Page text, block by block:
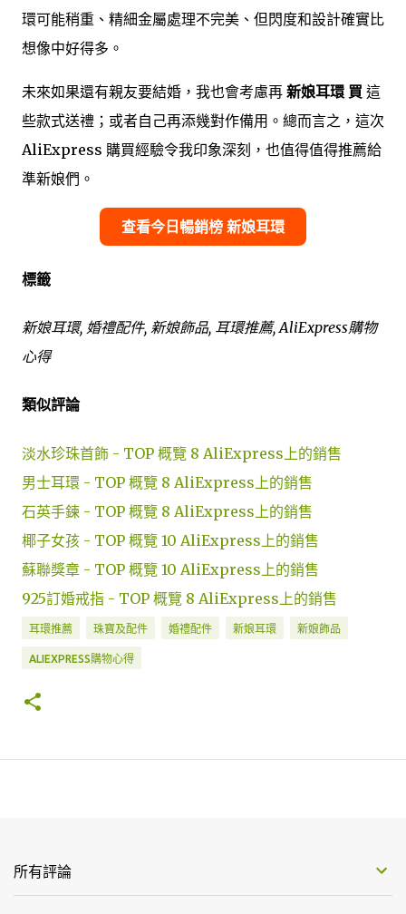
環可能稍重、精細金屬處理不完美、但閃度和設計確實比
想像中好得多。
未來如果還有親友要結婚，我也會考慮再 新娘耳環 買 這
些款式送禮；或者自己再添幾對作備用。總而言之，這次
AliExpress 購買經驗令我印象深刻，也值得值得推薦給
準新娘們。
查看今日暢銷榜 新娘耳環
標籤
新娘耳環, 婚禮配件, 新娘飾品, 耳環推薦, AliExpress購物
心得
類似評論
淡水珍珠首飾 - TOP 概覽 8 AliExpress上的銷售
男士耳環 - TOP 概覽 8 AliExpress上的銷售
石英手鍊 - TOP 概覽 8 AliExpress上的銷售
椰子女孩 - TOP 概覽 10 AliExpress上的銷售
蘇聯獎章 - TOP 概覽 10 AliExpress上的銷售
925訂婚戒指 - TOP 概覽 8 AliExpress上的銷售
耳環推薦 珠寶及配件 婚禮配件 新娘耳環 新娘飾品
ALIEXPRESS購物心得
所有評論